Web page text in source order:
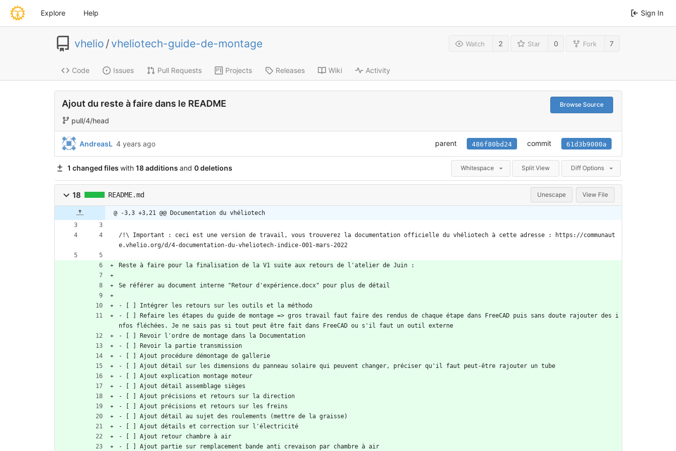
Explore Help Sign In
vhelio / vheliotech-guide-de-montage Watch 2 Star 0 Fork 7
Code Issues Pull Requests Projects Releases Wiki Activity
Browse Source
Ajout du reste à faire dans le README
pull/4/head
AndreasL 4 years ago parent 486f80bd24 commit 61d3b9000a
1 changed files with 18 additions and 0 deletions Whitespace Split View Diff Options
18 README.md Unescape View File
@ -3,3 +3,21 @@ Documentation du vhéliotech
/!\ Important : ceci est une version de travail, vous trouverez la documentation officielle du vhéliotech à cette adresse : https://communaut
e.vhelio.org/d/4-documentation-du-vheliotech-indice-001-mars-2022
Reste à faire pour la finalisation de la V1 suite aux retours de l'atelier de Juin :
Se référer au document interne "Retour d'expérience.docx" pour plus de détail
- [ ] Intégrer les retours sur les outils et la méthodo
- [ ] Refaire les étapes du guide de montage => gros travail faut faire des rendus de chaque étape dans FreeCAD puis sans doute rajouter des i
nfos fléchées. Je ne sais pas si tout peut être fait dans FreeCAD ou s'il faut un outil externe
- [ ] Revoir l'ordre de montage dans la Documentation
- [ ] Revoir la partie transmission
- [ ] Ajout procédure démontage de gallerie
- [ ] Ajout détail sur les dimensions du panneau solaire qui peuvent changer, préciser qu'il faut peut-être rajouter un tube
- [ ] Ajout explication montage moteur
- [ ] Ajout détail assemblage sièges
- [ ] Ajout précisions et retours sur la direction
- [ ] Ajout précisions et retours sur les freins
- [ ] Ajout détail au sujet des roulements (mettre de la graisse)
- [ ] Ajout détails et correction sur l'électricité
- [ ] Ajout retour chambre à air
- [ ] Ajout partie sur remplacement bande anti crevaison par chambre à air